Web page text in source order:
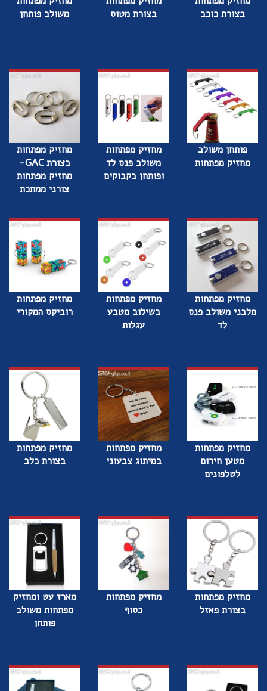
בצורת כוכב
בצורת מטוס
משולב פותחן
פותחן משולב
מחזיק מפתחות
מחזיק מפתחות
משולב פנס לד
ופותחן בקבוקים
מחזיק מפתחות
בצורת GAC-
מחזיק מפתחות
צורני ממתכת
מחזיק מפתחות
מלבני משולב פנס
לד
מחזיק מפתחות
בשילוב מטבע
עגלות
מחזיק מפתחות
רוביקס המקורי
מחזיק מפתחות
מטען חירום
לטלפונים
מחזיק מפתחות
במיתוג צבעוני
מחזיק מפתחות
בצורת כלב
מחזיק מפתחות
בצורת פאזל
מחזיק מפתחות
כסוף
מארז עט ומחזיק
מפתחות משולב
פותחן